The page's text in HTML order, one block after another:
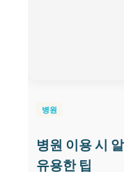
병원
병원 이용 시
유용한 팁